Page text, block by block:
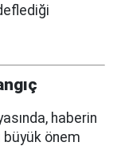
haberin
büyük önem